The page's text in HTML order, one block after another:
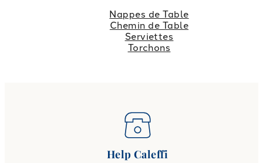
Nappes de Table
Chemin de Table
Serviettes
Torchons
Help Caleffi